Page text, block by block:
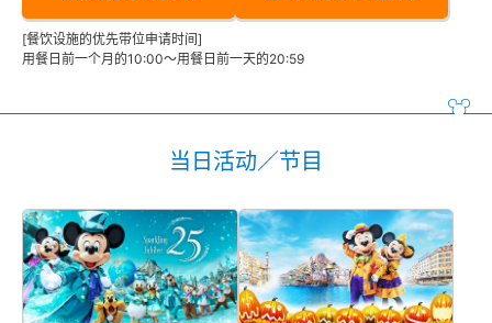
[餐饮设施的优先带位申请时间]
用餐日前一个月的10:00～用餐日前一天的20:59
当日活动／节目